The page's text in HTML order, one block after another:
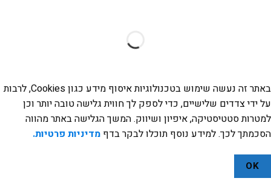
באתר זה נעשה שימוש בטכנולוגיות איסוף מידע כגון Cookies, לרבות
על ידי צדדים שלישיים, כדי לספק לך חווית גלישה טובה יותר וכן
למטרות סטטיסטיקה, איפיון ושיווק. המשך הגלישה באתר מהווה
הסכמתך לכך. למידע נוסף תוכלו לבקר בדף מדיניות פרטיות.
OK